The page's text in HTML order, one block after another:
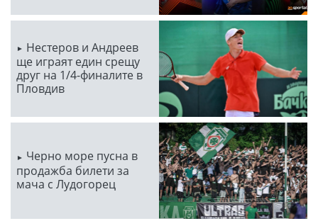
Нестеров и Андреев
ще играят един срещу
друг на 1/4-финалите в
Пловдив
Черно море пусна в
продажба билети за
мача с Лудогорец